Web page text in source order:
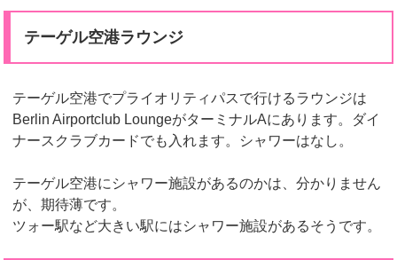
テーゲル空港ラウンジ
テーゲル空港でプライオリティパスで行けるラウンジは
Berlin Airportclub LoungeがターミナルAにあります。ダイ
ナースクラブカードでも入れます。シャワーはなし。
テーゲル空港にシャワー施設があるのかは、分かりません
が、期待薄です。
ツォー駅など大きい駅にはシャワー施設があるそうです。